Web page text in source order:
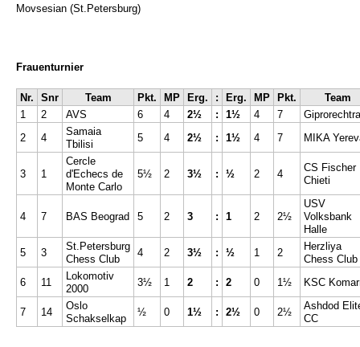
Movsesian (St.Petersburg)
Frauenturnier
Nr. Snr Team Pkt. MP Erg. : Erg. MP Pkt.
Team
1
2 AVS 6 4 2½ : 1½ 4 7
2
4
Samaia
Tbilisi
5 4 2½ : 1½ 4 7 MIKA
3 1
Cercle
d'Echecs de
Monte Carlo
5½ 2 3½ : ½ 2 4
CS Fischer
Chieti
4 7 BAS Beograd 5 2 3 : 1 2 2½
USV
Volksbank
Halle
5
3
St.Petersburg
Chess Club
4 2 3½ : ½ 1 2
Herzliya
Chess Club
6
11
Lokomotiv
2000
3½ 1 2 : 2 0 1½ KSC
7 14
Oslo
Schakselkap
½ 0 1½ : 2½ 0 2½
Ashdod
CC